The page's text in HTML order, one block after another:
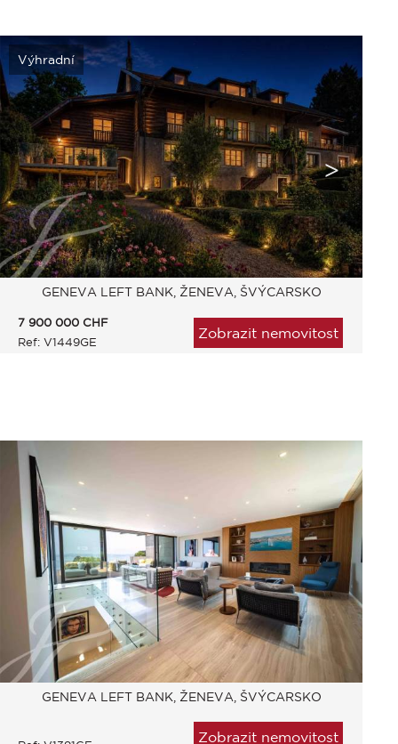
Výhradní
GENEVA LEFT BANK, ŽENEVA, ŠVÝCARSKO
7 900 000 CHF
Ref: V1449GE
Zobrazit nemovitost
GENEVA LEFT BANK, ŽENEVA, ŠVÝCARSKO
Zobrazit nemovitost